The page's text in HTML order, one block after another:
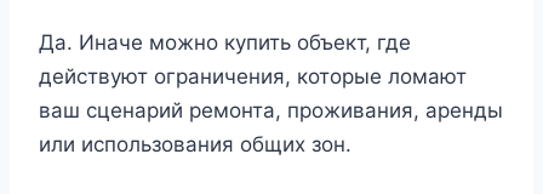
Да. Иначе можно купить объект, где
действуют ограничения, которые ломают
ваш сценарий ремонта, проживания, аренды
или использования общих зон.